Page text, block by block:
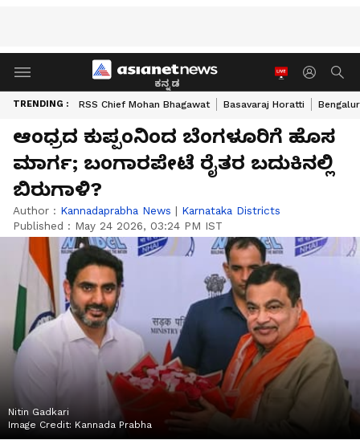
ಕನ್ನಡ
TRENDING : RSS Chief Mohan Bhagawat Basavaraj Horatti
ಆಂಧ್ರದ ಕುಪ್ಪಂನಿಂದ ಬೆಂಗಳೂರಿಗೆ ಹೊಸ
ಮಾರ್ಗ; ಬಂಗಾರಪೇಟೆ ರೈತರ ಬದುಕಿನಲ್ಲಿ
ಬಿರುಗಾಳಿ?
Author : Kannadaprabha News | Karnataka Districts
Published : May 24 2026, 03:24 PM IST
Nitin Gadkari
Image Credit: Kannada Prabha